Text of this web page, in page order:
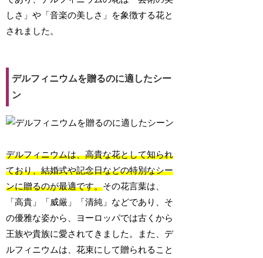
しさ」や「音楽の美しさ」を象徴する花と
されました。
デルフィニウムを贈るのに適したシー
ン
デルフィニウムは、高貴な花として知られ
ており、結婚式や記念日などの特別なシー
ンに贈るのが最適です。その花言葉は、
「高貴」「威厳」「清純」などであり、そ
の優雅な姿から、ヨーロッパでは古くから
王族や貴族に愛されてきました。また、デ
ルフィニウムは、花束にして贈られること